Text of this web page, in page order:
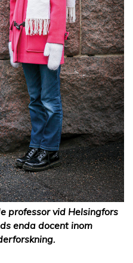
professor vid Helsingfors
enda docent inom